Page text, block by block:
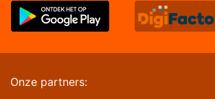
Onze partners: